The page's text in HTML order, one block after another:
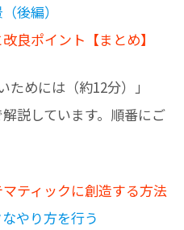
後編）
良ポイント【まとめ】
ためには（約12分）」
説しています。順番にご
ティックに創造する方法
やり方を行う